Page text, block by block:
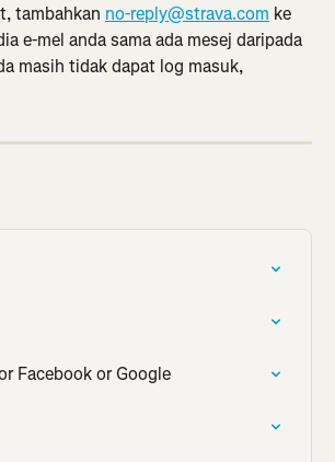
tambahkan no-reply@strava.com ke
e-mel anda sama ada mesej daripada
masih tidak dapat log masuk,
Facebook or Google